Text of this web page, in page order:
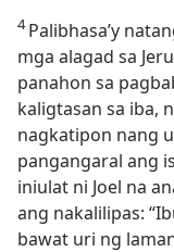
4Palibhasa’y
mga alagad sa
panahon sa
kaligtasan sa iba,
nagkatipon nang
pangangaral ang
iniulat ni Joel na
ang nakalilipas:
bawat uri ng